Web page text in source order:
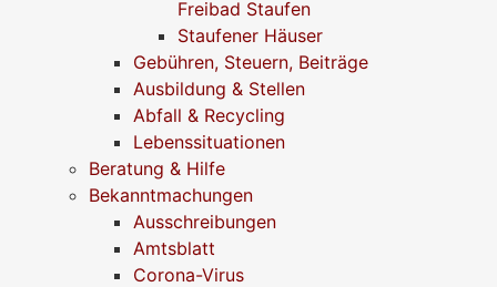
Freibad Staufen
Staufener Häuser
Gebühren, Steuern, Beiträge
Ausbildung & Stellen
Abfall & Recycling
Lebenssituationen
Beratung & Hilfe
Bekanntmachungen
Ausschreibungen
Amtsblatt
Corona-Virus